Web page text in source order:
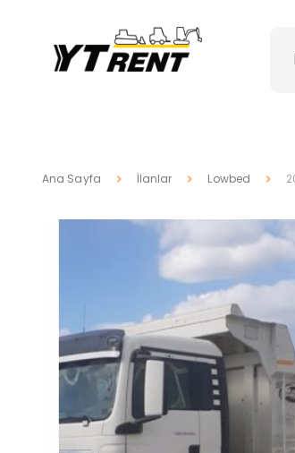
Ana Sayfa İlanlar Lowbed